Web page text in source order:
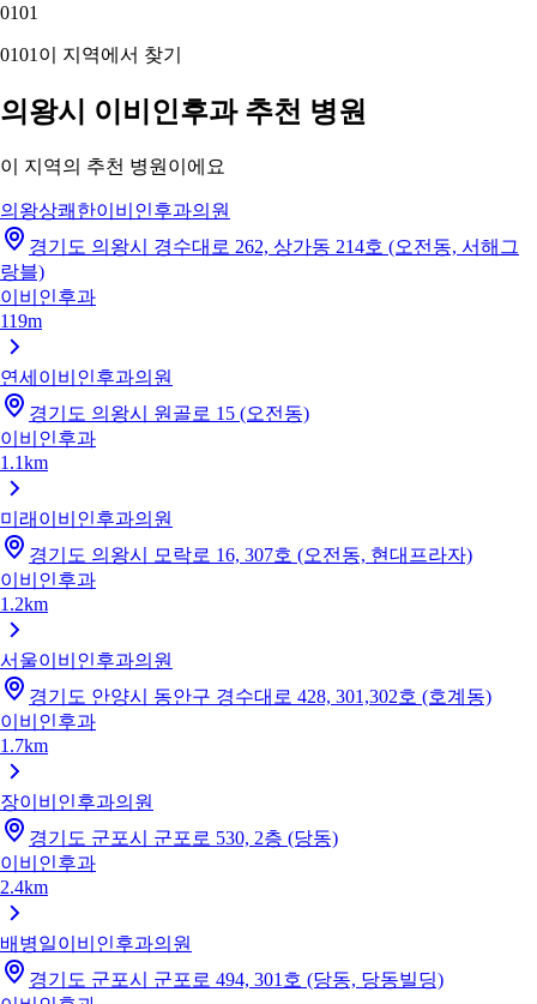
0101
0101 이 지역에서 찾기
의왕시 이비인후과 추천 병원
이 지역의 추천 병원이에요
의왕상쾌한이비인후과의원
경기도 의왕시 경수대로 262, 상가동 214호 (오전동, 서해그
랑블)
이비인후과
119m
연세이비인후과의원
경기도 의왕시 원골로 15 (오전동)
이비인후과
1.1km
미래이비인후과의원
경기도 의왕시 모락로 16, 307호 (오전동, 현대프라자)
이비인후과
1.2km
서울이비인후과의원
경기도 안양시 동안구 경수대로 428, 301,302호 (호계동)
이비인후과
1.7km
장이비인후과의원
경기도 군포시 군포로 530, 2층 (당동)
이비인후과
2.4km
배병일이비인후과의원
경기도 군포시 군포로 494, 301호 (당동, 당동빌딩)